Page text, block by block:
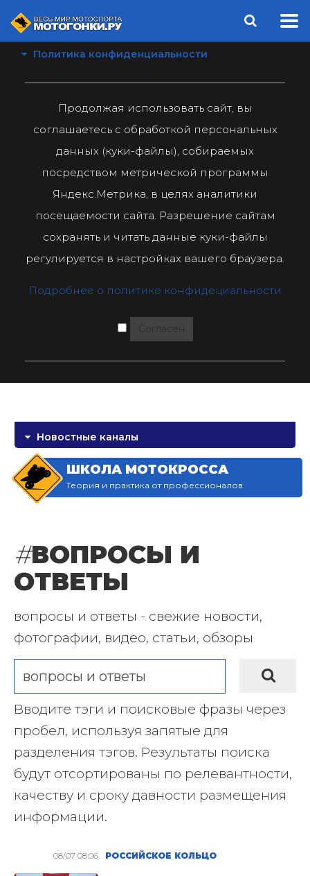
Политика конфиденциальности
Продолжая использовать сайт, вы
соглашаетесь с обработкой персональных
данных (куки-файлы), собираемых
посредством метрической программы
Яндекс.Метрика, в целях аналитики
посещаемости сайта. Разрешение сайтам
сохранять и читать данные куки-файлы
регулируется в настройках вашего браузера.
Подробнее о политике конфидециальности
Согласен
Новостные каналы
ШКОЛА МОТОКРОССА
Теория и практика от профессионалов
#ВОПРОСЫ И
ОТВЕТЫ
вопросы и ответы - свежие новости,
фотографии, видео, статьи, обзоры
Вводите тэги и поисковые фразы через
пробел, используя запятые для
разделения тэгов. Результаты поиска
будут отсортированы по релевантности,
качеству и сроку давности размещения
информации.
08/07 08:06 РОССИЙСКОЕ КОЛЬЦО